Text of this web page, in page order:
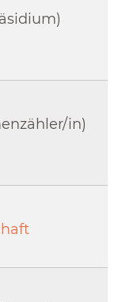
in)